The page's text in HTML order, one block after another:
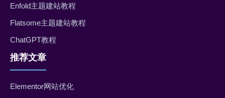
Enfold主题建站教程
Flatsome主题建站教程
ChatGPT教程
推荐文章
Elementor网站优化